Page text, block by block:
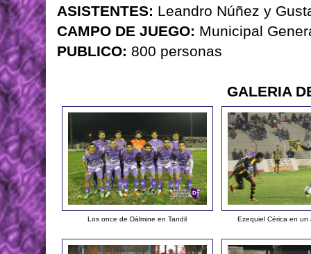
ASISTENTES: Leandro Núñez y
CAMPO DE JUEGO: Municipal
PUBLICO: 800 personas
GALERIA
Los once de Dálmine en Tandil Ezequiel Cérica en un